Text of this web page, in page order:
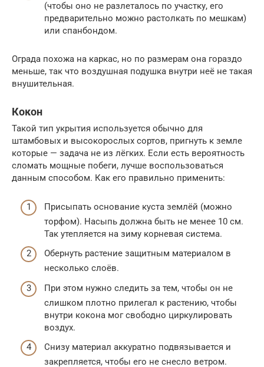
(чтобы оно не разлеталось по участку, его
предварительно можно растолкать по мешкам)
или спанбондом.
Ограда похожа на каркас, но по размерам она гораздо
меньше, так что воздушная подушка внутри неё не такая
внушительная.
Кокон
Такой тип укрытия используется обычно для
штамбовых и высокорослых сортов, пригнуть к земле
которые — задача не из лёгких. Если есть вероятность
сломать мощные побеги, лучше воспользоваться
данным способом. Как его правильно применить:
Присыпать основание куста землёй (можно
торфом). Насыпь должна быть не менее 10 см.
Так утепляется на зиму корневая система.
Обернуть растение защитным материалом в
несколько слоёв.
При этом нужно следить за тем, чтобы он не
слишком плотно прилегал к растению, чтобы
внутри кокона мог свободно циркулировать
воздух.
Снизу материал аккуратно подвязывается и
закрепляется, чтобы его не снесло ветром.